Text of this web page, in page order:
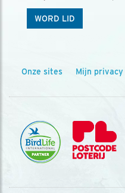
WORD LID
Onze sites Mijn privacy